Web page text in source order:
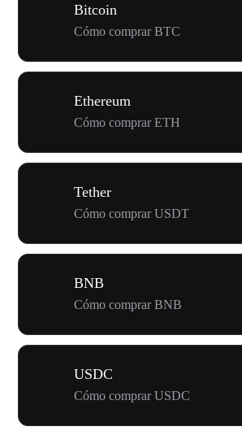
Bitcoin
Cómo comprar BTC
Ethereum
Cómo comprar ETH
Tether
Cómo comprar USDT
BNB
Cómo comprar BNB
USDC
Cómo comprar USDC